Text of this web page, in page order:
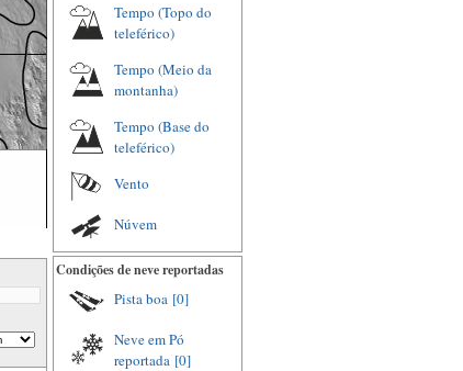
Tempo (Topo do
teleférico)
Tempo (Meio da
montanha)
Tempo (Base do
teleférico)
Vento
Núvem
Condições de neve reportadas
Pista boa [0]
Neve em Pó
reportada [0]